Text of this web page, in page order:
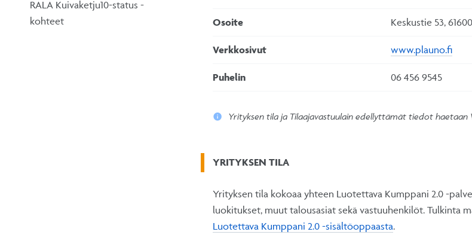
RALA Kuivaketju10-status -
kohteet
Osoite Keskustie 53, 61600
Verkkosivut www.plauno.fi
Puhelin 06 456 9545
Yrityksen tila ja Tilaajavastuulain edellyttämät tiedot haetaan
YRITYKSEN TILA
Yrityksen tila kokoaa yhteen Luotettava Kumppani 2.0 -
luokitukset, muut talousasiat sekä vastuuhenkilöt. Tulkinta
Luotettava Kumppani 2.0 -sisältöoppaasta.